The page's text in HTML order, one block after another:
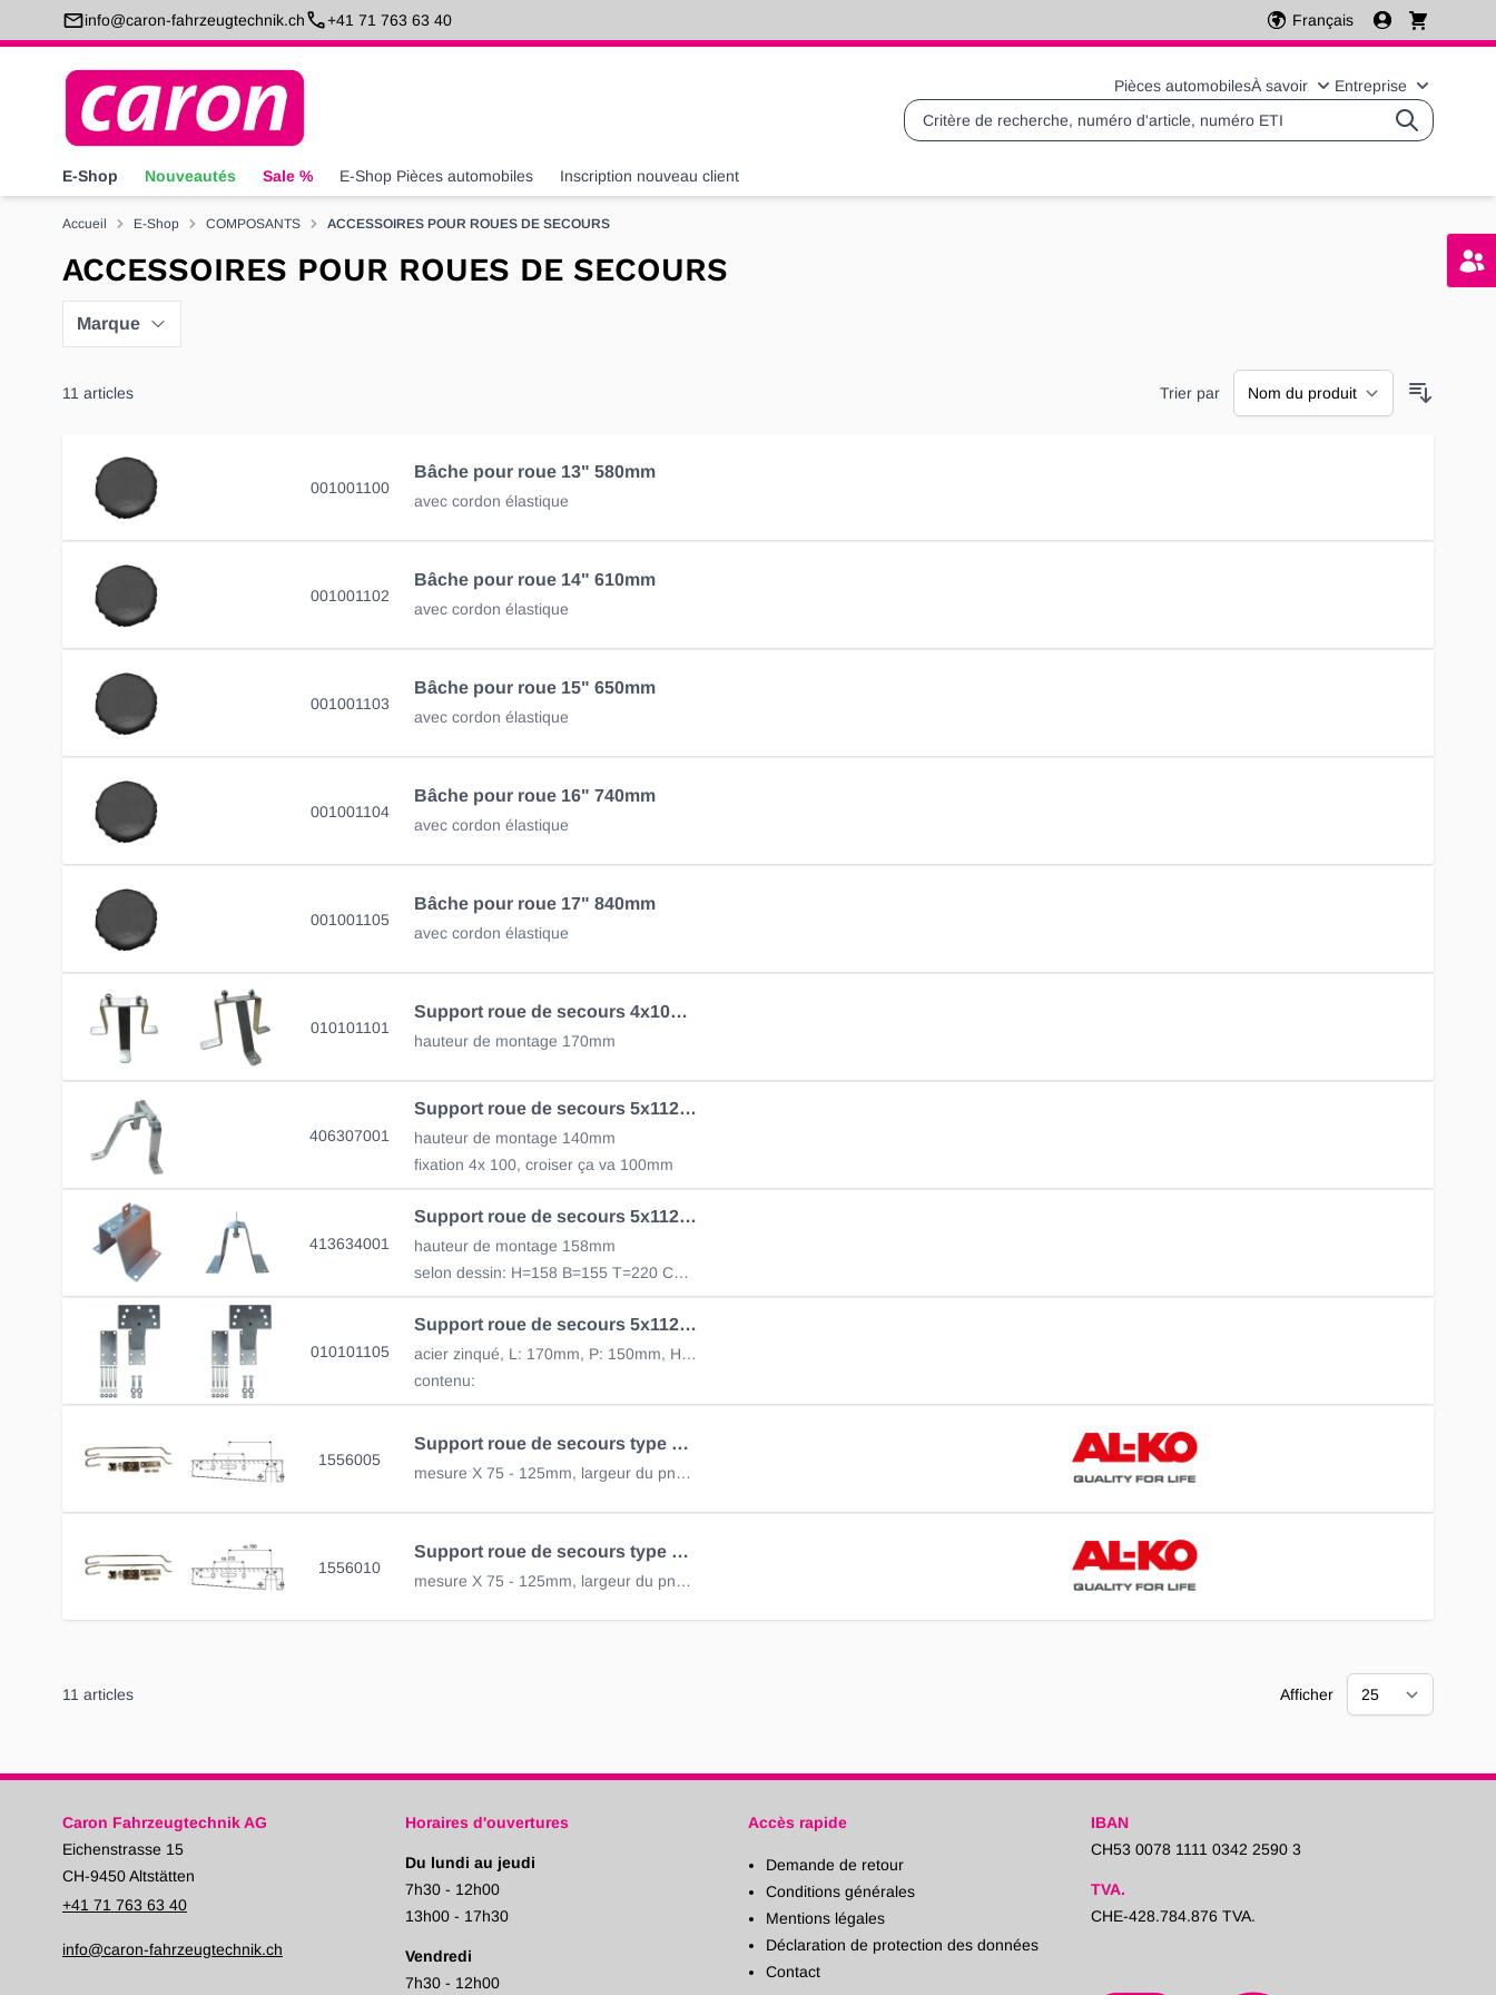
Allez au contenuinfo@caron-fahrzeugtechnik.ch +41 71 763 63 40 Français
Pièces automobilesÀ savoir
Basculer le sous-
Entreprise
Basculer
Recherche
E-Shop Nouveautés Sale % E-Shop Pièces automobiles Inscription nouveau client
Accueil E-Shop COMPOSANTS ACCESSOIRES POUR ROUES DE SECOURS
ACCESSOIRES POUR ROUES DE SECOURS
Marque
11 articles Trier par
001001100
Bâche pour roue 13" 580mm
avec cordon élastique
001001102
Bâche pour roue 14" 610mm
avec cordon élastique
001001103
Bâche pour roue 15" 650mm
avec cordon élastique
001001104
Bâche pour roue 16" 740mm
avec cordon élastique
001001105
Bâche pour roue 17" 840mm
avec cordon élastique
010101101
Support roue de secours 4x100 raccord roue
hauteur de montage 170mm
406307001
Support roue de secours 5x112 & 4x100 raccord roue
hauteur de montage 140mm
fixation 4x 100, croiser ça va 100mm
413634001
Support roue de secours 5x112 & 4x100 raccord roue 413634001
hauteur de montage 158mm
selon dessin: H=158 B=155 T=220 C=40
010101105
Support roue de secours 5x112 & 4x100 à serrage, universel
acier zinqué, L: 170mm, P: 150mm, H: 250mm
contenu:
1556005
Support roue de secours type EH1/BR, réal. D, 1265 - 1515mm
mesure X 75 - 125mm, largeur du pneu 175 - 215mm
1556010
Support roue de secours type EH1/BR, réal. E, 1465 - 1815mm
mesure X 75 - 125mm, largeur du pneu 175 - 215mm
11 articles Afficher
Caron Fahrzeugtechnik AG
Eichenstrasse 15
CH-9450 Altstätten
+41 71 763 63 40
info@caron-fahrzeugtechnik.ch
Horaires d'ouvertures
Du lundi au jeudi
7h30 - 12h00
13h00 - 17h30
Vendredi
7h30 - 12h00
Accès rapide
Demande de retour
Conditions générales
Mentions légales
Déclaration de protection des données
Contact
IBAN
CH53 0078 1111 0342 2590 3
TVA.
CHE-428.784.876 TVA.